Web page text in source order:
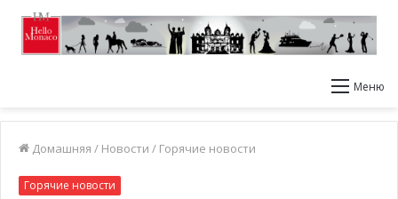
Меню
Домашняя / Новости / Горячие новости
Горячие новости